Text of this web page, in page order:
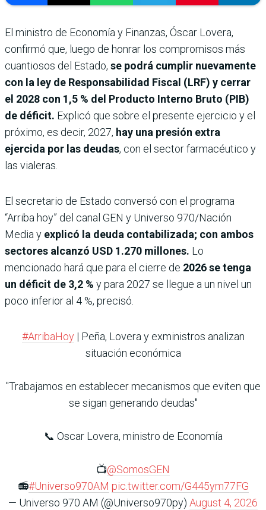
El ministro de Economía y Finanzas, Óscar Lovera,
confirmó que, luego de honrar los compromisos más
cuantiosos del Estado, se podrá cumplir nuevamente
con la ley de Responsabilidad Fiscal (LRF) y cerrar
el 2028 con 1,5 % del Producto Interno Bruto (PIB)
de déficit. Explicó que sobre el presente ejercicio y el
próximo, es decir, 2027, hay una presión extra
ejercida por las deudas, con el sector farmacéutico y
las vialeras.
El secretario de Estado conversó con el programa
“Arriba hoy” del canal GEN y Universo 970/Nación
Media y explicó la deuda contabilizada; con ambos
sectores alcanzó USD 1.270 millones. Lo
mencionado hará que para el cierre de 2026 se tenga
un déficit de 3,2 % y para 2027 se llegue a un nivel un
poco inferior al 4 %, precisó.
#ArribaHoy| Peña, Lovera y exministros analizan
situación económica
"Trabajamos en establecer mecanismos que eviten que
se sigan generando deudas"
📞 Oscar Lovera, ministro de Economía
📺@SomosGEN
📻#Universo970AM pic.twitter.com/G445ym77FG
— Universo 970 AM (@Universo970py) August 4, 2026